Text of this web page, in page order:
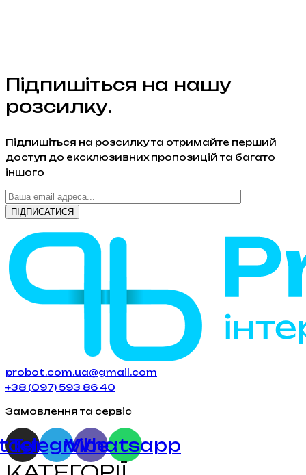
Підпишіться на нашу
розсилку.
Підпишіться на розсилку та отримайте перший
доступ до ексклюзивних пропозицій та багато
іншого
probot.com.ua@gmail.com
+38 (097) 593 86 40
Замовлення та сервіс
Telegram
Viber
Whatsapp